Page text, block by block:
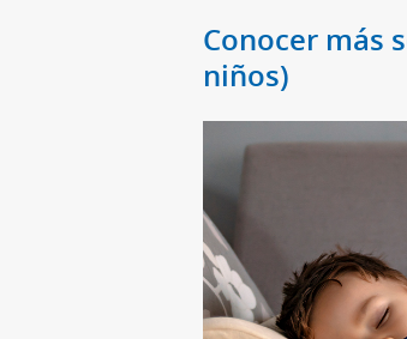
Conocer más
niños)